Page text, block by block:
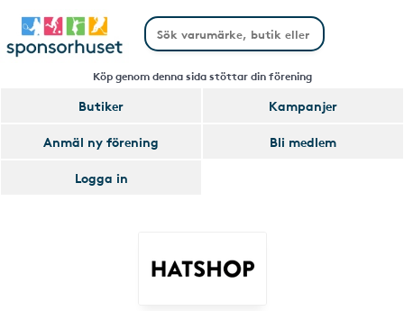
Köp genom denna sida stöttar din förening
Butiker
Kampanjer
Anmäl ny förening
Bli medlem
Logga in